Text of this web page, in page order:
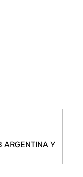
ARGENTINA Y